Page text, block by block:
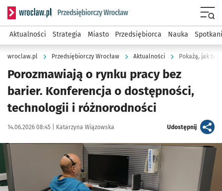
Serwis informacyjny wroclaw.pl podserwis: Strategia
Aktualności Strategia Miasto Przedsiębiorca Nauka
wroclaw.pl Przedsiębiorczy Wrocław Aktualności Pokażą, jak
Porozmawiają o rynku pracy bez
barier. Konferencja o dostępności,
technologii i różnorodności
Data publikacji:
14.06.2026 08:45 | Autor:
Katarzyna Wiązowska Udostępnijartykuł
Kliknij, aby powiększyć